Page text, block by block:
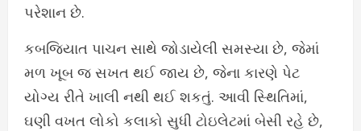
પરેશાન છે.
કબજિયાત પાચન સાથે જોડાયેલી સમસ્યા છે, જેમાં
મળ ખૂબ જ સખત થઈ જાય છે, જેના કારણે પેટ
યોગ્ય રીતે ખાલી નથી થઈ શકતું. આવી સ્થિતિમાં,
ઘણી વખત લોકો કલાકો સુધી ટોઇલેટમાં બેસી રહે છે,